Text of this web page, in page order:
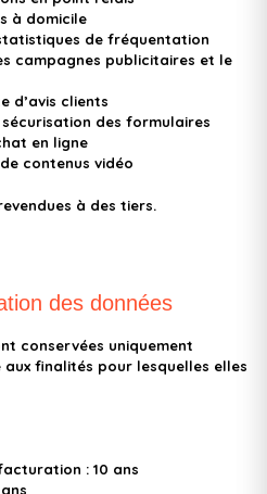
à domicile
de fréquentation
campagnes publicitaires et le
d’avis clients
des formulaires
en ligne
contenus vidéo
à des tiers.
des données
conservées uniquement
finalités pour lesquelles elles
: 10 ans